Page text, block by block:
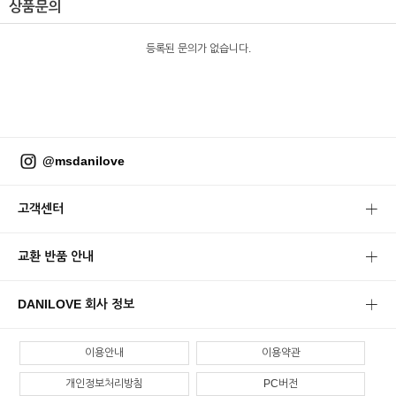
상품문의
등록된 문의가 없습니다.
@msdanilove
고객센터
교환 반품 안내
DANILOVE 회사 정보
이용안내 이용약관
개인정보처리방침 PC버전